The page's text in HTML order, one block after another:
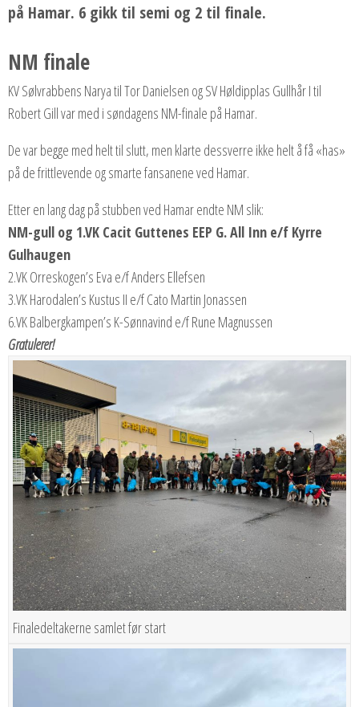
på Hamar. 6 gikk til semi og 2 til finale.
NM finale
KV Sølvrabbens Narya til Tor Danielsen og SV Høldipplas Gullhår I til
Robert Gill var med i søndagens NM-finale på Hamar.
De var begge med helt til slutt, men klarte dessverre ikke helt å få «has»
på de frittlevende og smarte fansanene ved Hamar.
Etter en lang dag på stubben ved Hamar endte NM slik:
NM-gull og 1.VK Cacit Guttenes EEP G. All Inn e/f Kyrre
Gulhaugen
2.VK Orreskogen’s Eva e/f Anders Ellefsen
3.VK Harodalen’s Kustus II e/f Cato Martin Jonassen
6.VK Balbergkampen’s K-Sønnavind e/f Rune Magnussen
Gratulerer!
Finaledeltakerne samlet før start